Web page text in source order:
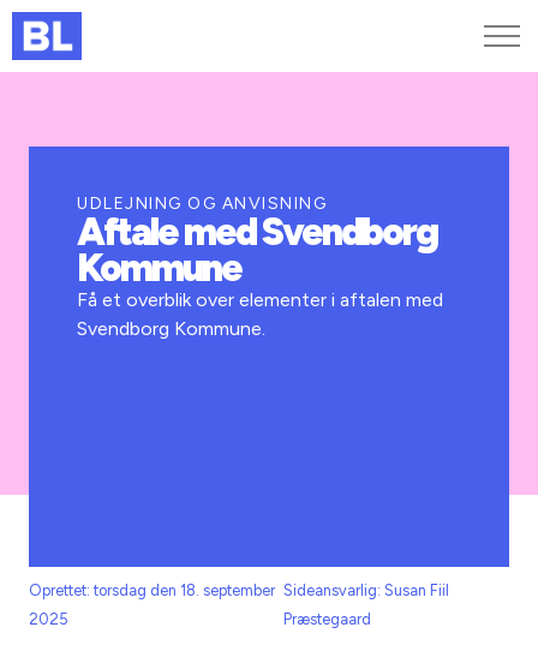
Kurser og arrangementer
Jobportalen
UDLEJNING OG ANVISNING
Aftale med Svendborg
Kommune
Få et overblik over elementer i aftalen med
Svendborg Kommune.
Oprettet: torsdag den 18. september
2025
Sideansvarlig: Susan Fiil
Præstegaard